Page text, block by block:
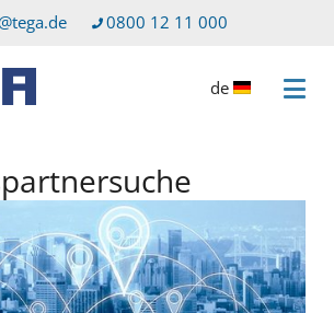
0800 12 11 000
Menü
de